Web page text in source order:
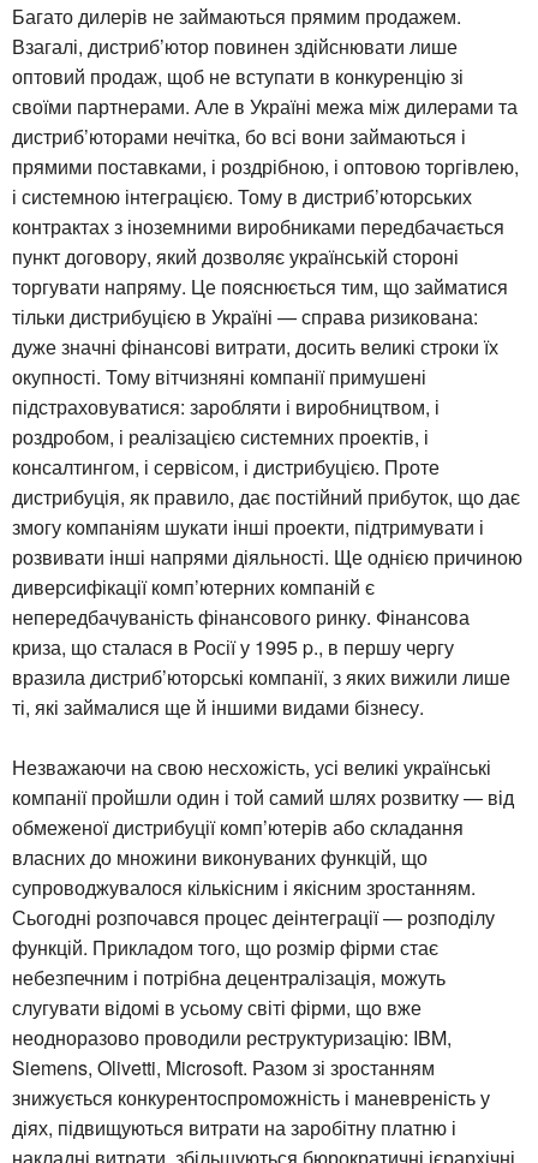
Багато дилерів не займаються прямим продажем.
Взагалі, дистриб’ютор повинен здійснювати лише
оптовий продаж, щоб не вступати в конкуренцію зі
своїми партнерами. Але в Україні межа між дилерами та
дистриб’юторами нечітка, бо всі вони займаються і
прямими поставками, і роздрібною, і оптовою торгівлею,
і системною інтеграцією. Тому в дистриб’юторських
контрактах з іноземними виробниками передбачається
пункт договору, який дозволяє українській стороні
торгувати напряму. Це пояснюється тим, що займатися
тільки дистрибуцією в Україні — справа ризикована:
дуже значні фінансові витрати, досить великі строки їх
окупності. Тому вітчизняні компанії примушені
підстраховуватися: заробляти і виробництвом, і
роздробом, і реалізацією системних проектів, і
консалтингом, і сервісом, і дистрибуцією. Проте
дистрибуція, як правило, дає постійний прибуток, що дає
змогу компаніям шукати інші проекти, підтримувати і
розвивати інші напрями діяльності. Ще однією причиною
диверсифікації комп’ютерних компаній є
непередбачуваність фінансового ринку. Фінансова
криза, що сталася в Росії у 1995 p., в першу чергу
вразила дистриб’юторські компанії, з яких вижили лише
ті, які займалися ще й іншими видами бізнесу.
Незважаючи на свою несхожість, усі великі українські
компанії пройшли один і той самий шлях розвитку — від
обмеженої дистрибуції комп’ютерів або складання
власних до множини виконуваних функцій, що
супроводжувалося кількісним і якісним зростанням.
Сьогодні розпочався процес деінтеграції — розподілу
функцій. Прикладом того, що розмір фірми стає
небезпечним і потрібна децентралізація, можуть
слугувати відомі в усьому світі фірми, що вже
неодноразово проводили реструктуризацію: IBM,
Siemens, Olivetti, Microsoft. Разом зі зростанням
знижується конкурентоспроможність і маневреність у
діях, підвищуються витрати на заробітну платню і
накладні витрати, збільшуються бюрократичні ієрархічні